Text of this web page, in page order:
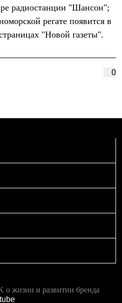
радиостанции "Шансон";
регате появится в
"Новой газеты".
0
жизни и развитии бренда